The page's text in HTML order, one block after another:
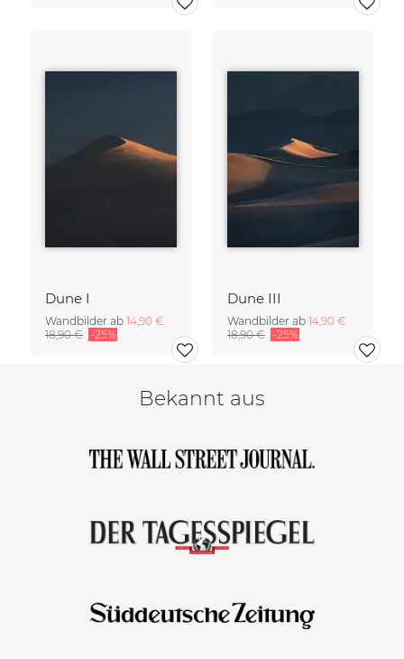
Dune I
Wandbilder ab 14,90 €
18,90 € -25%
Dune III
Wandbilder ab 14,90 €
18,90 € -25%
Bekannt aus